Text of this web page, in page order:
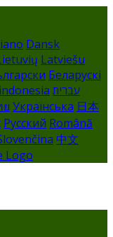
Dansk
Latviešu
Беларускі
עברית
ย Українська 日本
Русский Română
中文